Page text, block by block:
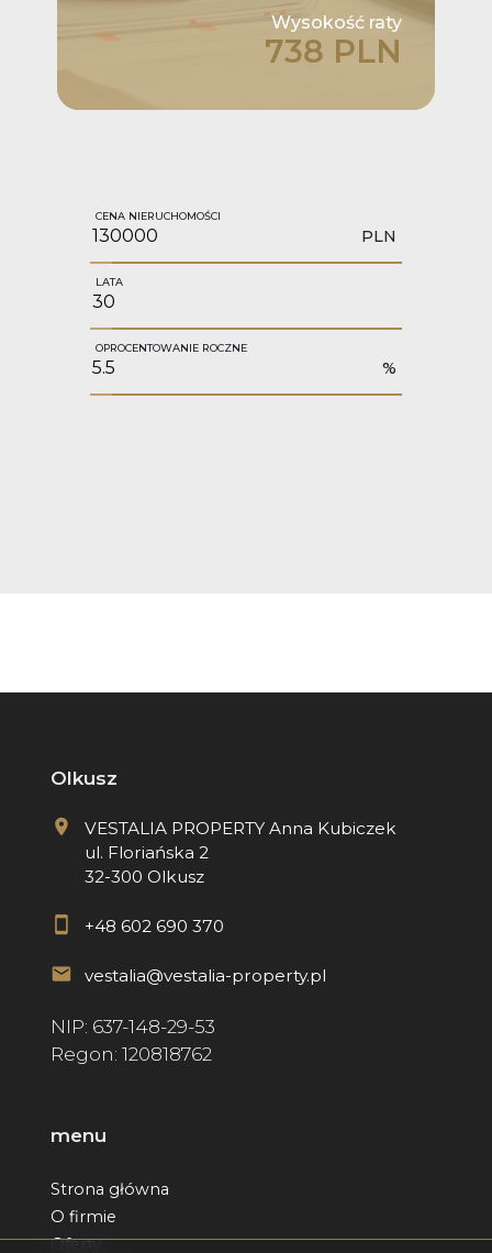
Wysokość raty
738 PLN
CENA NIERUCHOMOŚCI
PLN
LATA
OPROCENTOWANIE ROCZNE
%
Olkusz
VESTALIA PROPERTY Anna Kubiczek
ul. Floriańska 2
32-300 Olkusz
+48 602 690 370
vestalia@vestalia-property.pl
NIP: 637-148-29-53
Regon: 120818762
menu
Strona główna
O firmie
Oferty